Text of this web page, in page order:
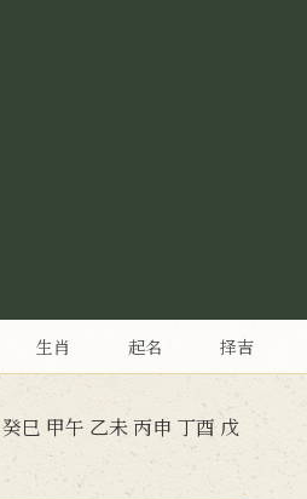
生肖 起名 择吉
癸巳 甲午 乙未丙申 丁酉 戊